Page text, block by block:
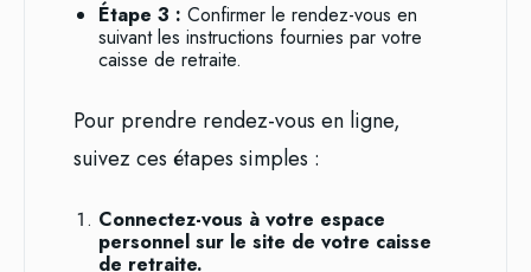
Étape 3 : Confirmer le rendez-vous en
suivant les instructions fournies par votre
caisse de retraite.
Pour prendre rendez-vous en ligne,
suivez ces étapes simples :
Connectez-vous à votre espace
personnel sur le site de votre caisse
de retraite.